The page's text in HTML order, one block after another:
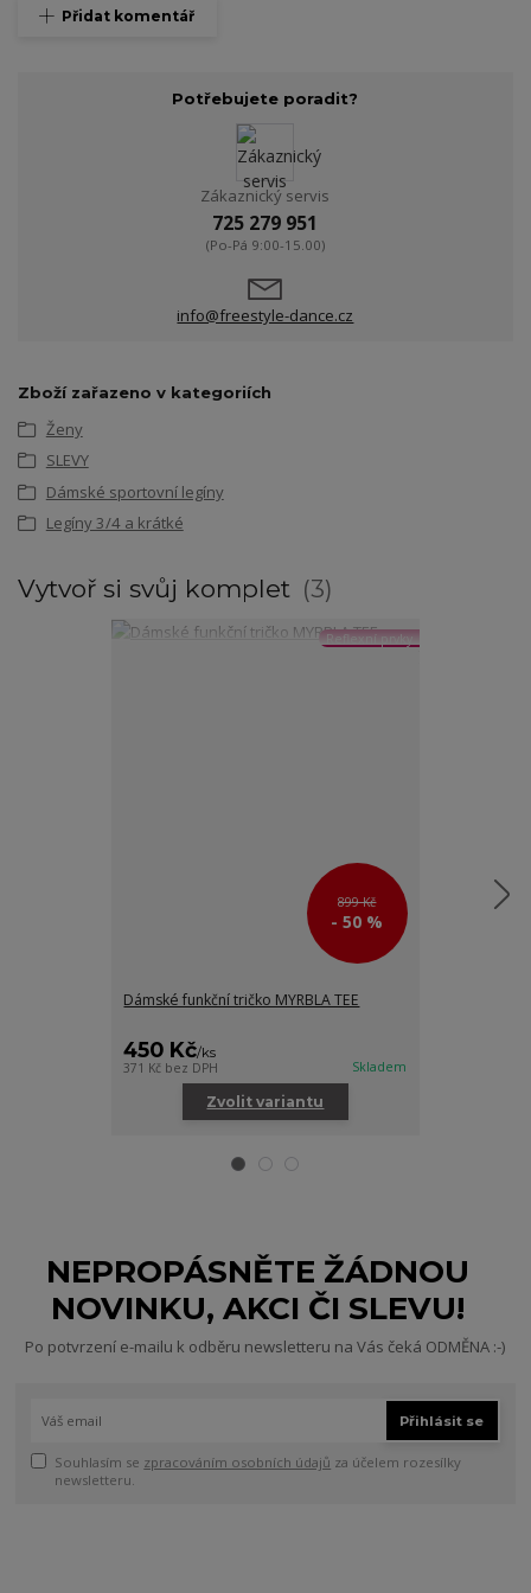
Přidat komentář
Potřebujete poradit?
Zákaznický servis
725 279 951
(Po-Pá 9:00-15.00)
info@freestyle-dance.cz
Zboží zařazeno v kategoriích
Ženy
SLEVY
Dámské sportovní legíny
Legíny 3/4 a krátké
Vytvoř si svůj komplet 3
Reflexní prvky
899 Kč
- 50 %
Dámské funkční tričko MYRBLA TEE
450 Kč/ks
371 Kč bez DPH Skladem
Zvolit variantu
NEPROPÁSNĚTE ŽÁDNOU
NOVINKU, AKCI ČI SLEVU!
Po potvrzení e-mailu k odběru newsletteru na Vás čeká ODMĚNA :-)
Přihlásit se
Souhlasím se zpracováním osobních údajů za účelem rozesílky
newsletteru.